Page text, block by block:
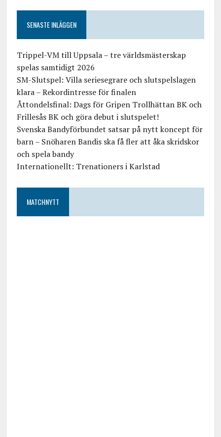
SENASTE INLÄGGEN
Trippel-VM till Uppsala – tre världsmästerskap
spelas samtidigt 2026
SM-Slutspel: Villa seriesegrare och slutspelslagen
klara – Rekordintresse för finalen
Åttondelsfinal: Dags för Gripen Trollhättan BK och
Frillesås BK och göra debut i slutspelet!
Svenska Bandyförbundet satsar på nytt koncept för
barn – Snöharen Bandis ska få fler att åka skridskor
och spela bandy
Internationellt: Trenationers i Karlstad
MATCHNYTT